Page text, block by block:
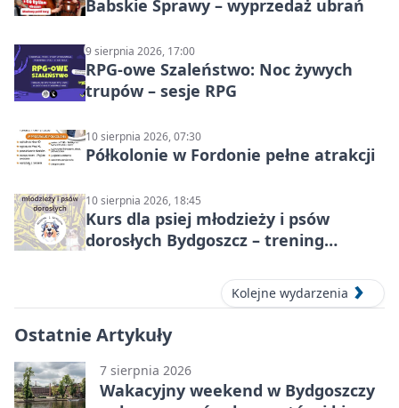
Babskie Sprawy – wyprzedaż ubrań
9 sierpnia 2026, 17:00
RPG-owe Szaleństwo: Noc żywych
trupów – sesje RPG
10 sierpnia 2026, 07:30
Półkolonie w Fordonie pełne atrakcji
10 sierpnia 2026, 18:45
Kurs dla psiej młodzieży i psów
dorosłych Bydgoszcz – trening
Kolejne wydarzenia
Ostatnie Artykuły
7 sierpnia 2026
Wakacyjny weekend w Bydgoszczy